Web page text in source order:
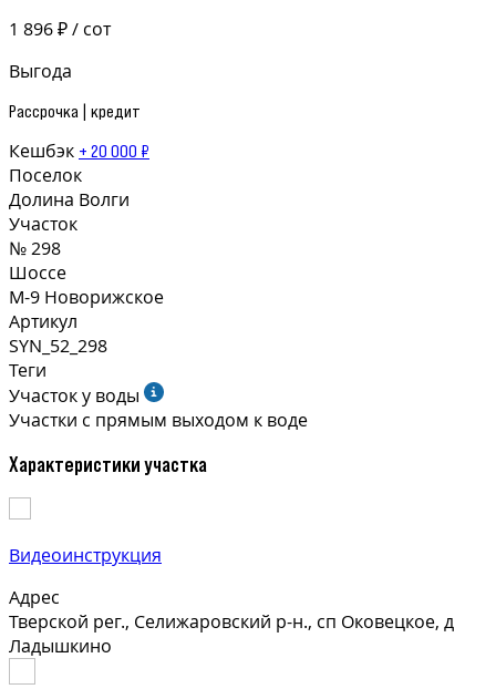
1 896 ₽ / сот
Выгода
Рассрочка | кредит
Кешбэк + 20 000 ₽
Поселок
Долина Волги
Участок
№ 298
Шоссе
М-9 Новорижское
Артикул
SYN_52_298
Теги
Участок у воды
Участки с прямым выходом к воде
Характеристики участка
Видеоинструкция
Адрес
Тверской рег., Селижаровский р-н., сп Оковецкое, д
Ладышкино